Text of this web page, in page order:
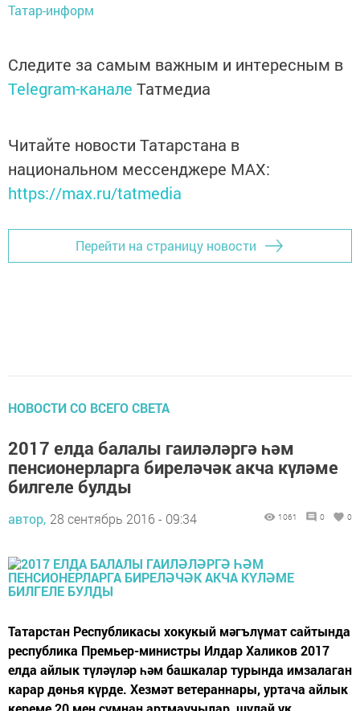
Татар-информ
Следите за самым важным и интересным в
Telegram-канале Татмедиа
Читайте новости Татарстана в
национальном мессенджере MАХ:
https://max.ru/tatmedia
Перейти на страницу новости
НОВОСТИ СО ВСЕГО СВЕТА
2017 елда балалы гаиләләргә һәм
пенсионерларга биреләчәк акча күләме
билгеле булды
автор, 28 сентябрь 2016 - 09:34 1061 0 0
Татарстан Республикасы хокукый мәгълүмат сайтында
республика Премьер-министры Илдар Халиков 2017
елда айлык түләүләр һәм башкалар турында имзалаган
карар дөнья күрде. Хезмәт ветераннары, уртача айлык